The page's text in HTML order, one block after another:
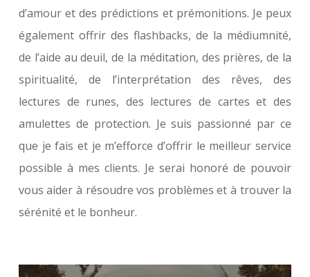
d’amour et des prédictions et prémonitions. Je peux
également offrir des flashbacks, de la médiumnité,
de l’aide au deuil, de la méditation, des prières, de la
spiritualité, de l’interprétation des rêves, des
lectures de runes, des lectures de cartes et des
amulettes de protection. Je suis passionné par ce
que je fais et je m’efforce d’offrir le meilleur service
possible à mes clients. Je serai honoré de pouvoir
vous aider à résoudre vos problèmes et à trouver la
sérénité et le bonheur.